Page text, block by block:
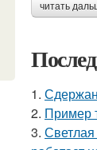
читать
1.
2. Пример
3.